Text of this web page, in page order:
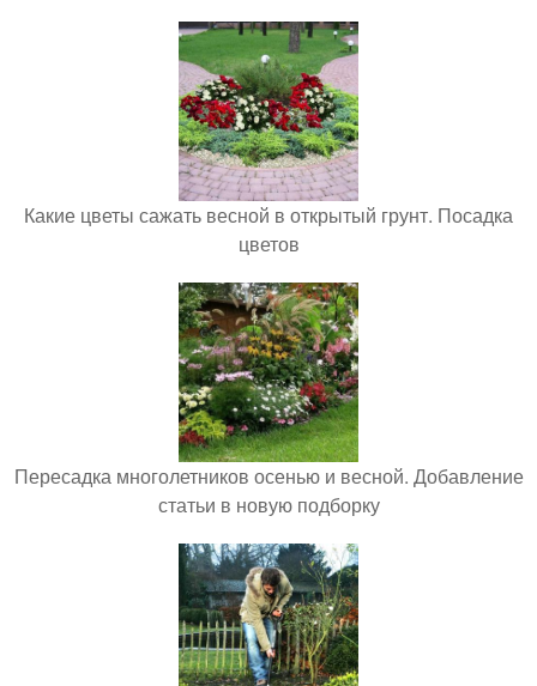
Какие цветы сажать весной в открытый грунт. Посадка
цветов
Пересадка многолетников осенью и весной. Добавление
статьи в новую подборку